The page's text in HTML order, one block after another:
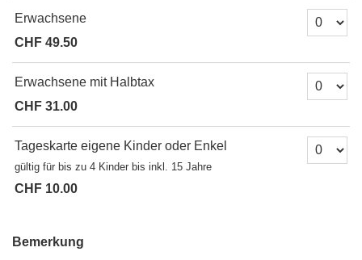
Erwachsene
CHF 49.50
Anzahl
Erwachsene mit Halbtax
CHF 31.00
Anzahl
Tageskarte eigene Kinder oder Enkel
gültig für bis zu 4 Kinder bis inkl. 15 Jahre
CHF 10.00
Anzahl
Bemerkung